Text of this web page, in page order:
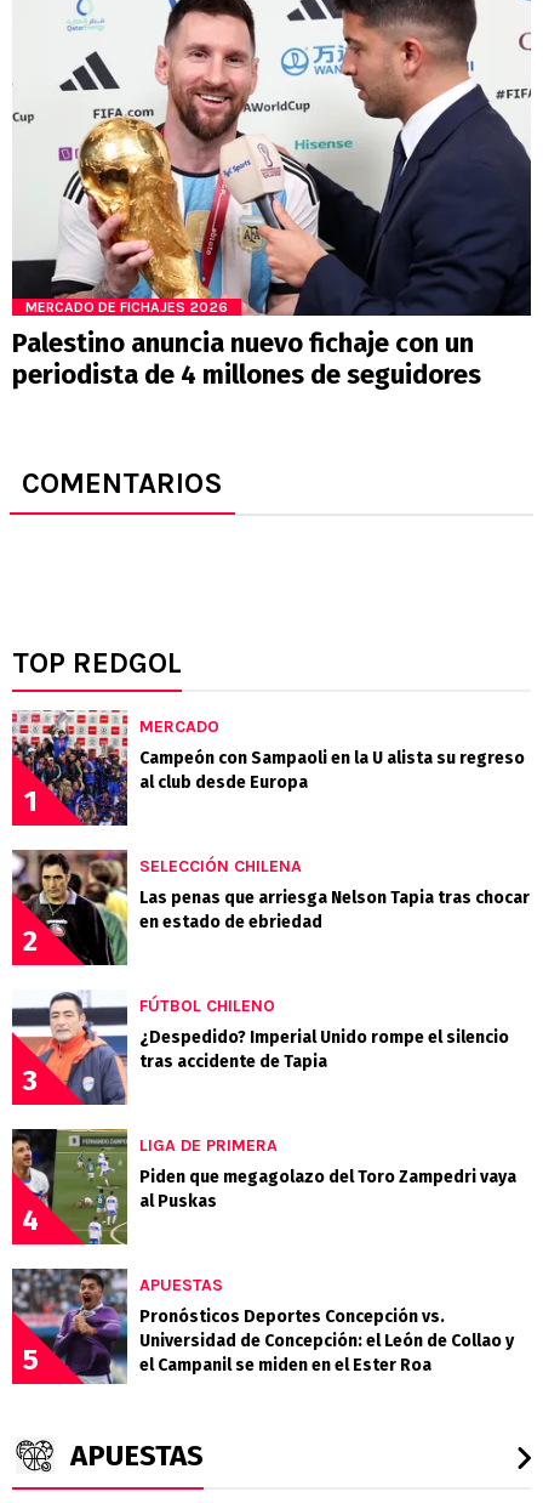
MERCADO DE FICHAJES 2026
Palestino anuncia nuevo fichaje con un
periodista de 4 millones de seguidores
COMENTARIOS
TOP REDGOL
1
MERCADO
Campeón con Sampaoli en la U alista su regreso
al club desde Europa
2
SELECCIÓN CHILENA
Las penas que arriesga Nelson Tapia tras chocar
en estado de ebriedad
3
FÚTBOL CHILENO
¿Despedido? Imperial Unido rompe el silencio
tras accidente de Tapia
4
LIGA DE PRIMERA
Piden que megagolazo del Toro Zampedri vaya
al Puskas
5
APUESTAS
Pronósticos Deportes Concepción vs.
Universidad de Concepción: el León de Collao y
el Campanil se miden en el Ester Roa
APUESTAS